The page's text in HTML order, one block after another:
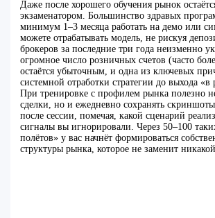
Даже после хорошего обучения рынок
экзаменатором. Большинство здравых
минимум 1–3 месяца работать на демо или
можете отрабатывать модель, не рискуя
брокеров за последние три года неизменно
огромное число розничных счетов (часто
остаётся убыточным, и одна из ключевых
системной отработки стратегии до выхода «в
При тренировке с профилем рынка полезно
сделки, но и ежедневно сохранять
после сессии, помечая, какой сценарий
сигналы вы игнорировали. Через 50–100
полётов» у вас начнёт формироваться
структуры рынка, которое не заменит